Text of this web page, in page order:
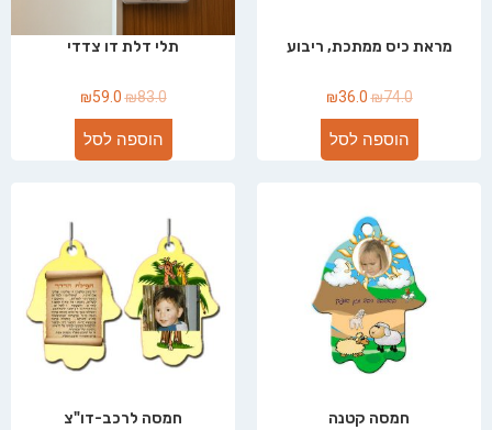
מראת כיס ממתכת, ריבוע
₪74.0
₪36.0
הוספה לסל
תלי דלת דו צדדי
₪83.0
₪59.0
הוספה לסל
חמסה קטנה חמסה לרכב-דו"צ